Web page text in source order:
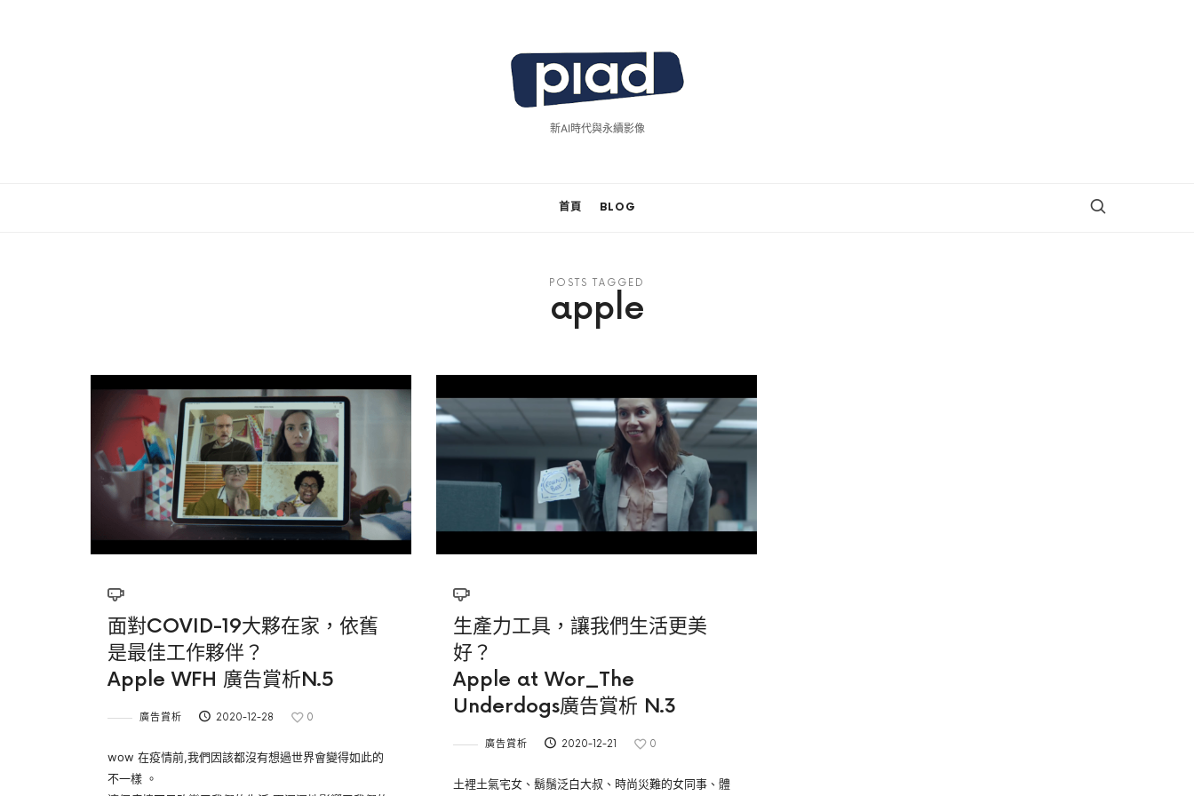
piad
拍新AI時代與永續影像
首頁 BLOG
POSTS TAGGED
apple
面對COVID-19大夥在家，依舊
是最佳工作夥伴？
Apple WFH 廣告賞析N.5
廣告賞析 2020-12-28 0
wow 在疫情前,我們因該都沒有想過世界會變得如此的
不一樣 。
生產力工具，讓我們生活更美
好？
Apple at Wor_The
Underdogs廣告賞析 N.3
廣告賞析 2020-12-21 0
土裡土氣宅女、鬍鬚泛白大叔、時尚災難的女同事、體